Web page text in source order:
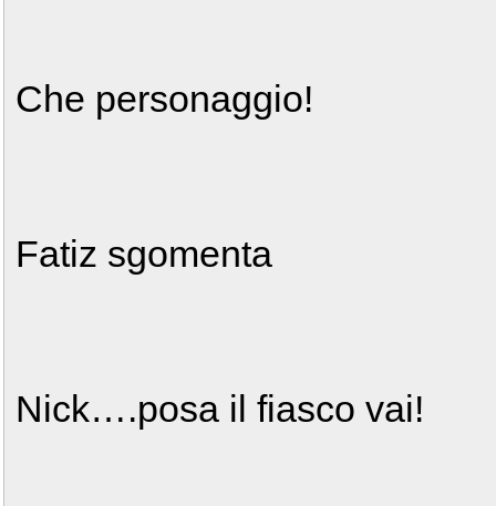
Che personaggio!
Fatiz sgomenta
Nick….posa il fiasco vai!